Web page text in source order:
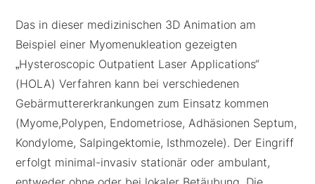
Das in dieser medizinischen 3D Animation am
Beispiel einer Myomenukleation gezeigten
„Hysteroscopic Outpatient Laser Applications“
(HOLA) Verfahren kann bei verschiedenen
Gebärmuttererkrankungen zum Einsatz kommen
(Myome,Polypen, Endometriose, Adhäsionen Septum,
Kondylome, Salpingektomie, Isthmozele). Der Eingriff
erfolgt minimal-invasiv stationär oder ambulant,